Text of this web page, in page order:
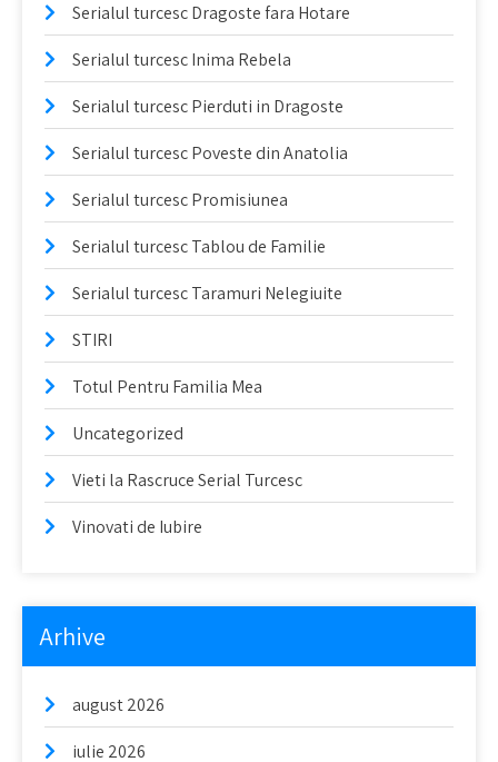
Serialul turcesc Dragoste fara Hotare
Serialul turcesc Inima Rebela
Serialul turcesc Pierduti in Dragoste
Serialul turcesc Poveste din Anatolia
Serialul turcesc Promisiunea
Serialul turcesc Tablou de Familie
Serialul turcesc Taramuri Nelegiuite
STIRI
Totul Pentru Familia Mea
Uncategorized
Vieti la Rascruce Serial Turcesc
Vinovati de Iubire
Arhive
august 2026
iulie 2026